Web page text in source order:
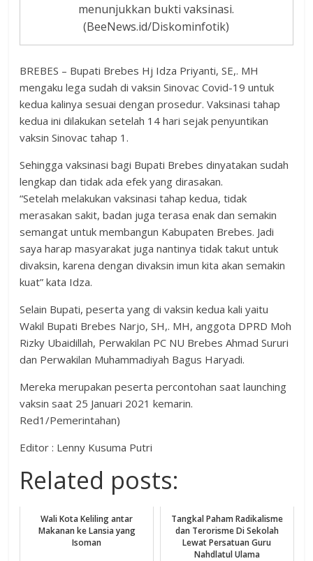
menunjukkan bukti vaksinasi.
(BeeNews.id/Diskominfotik)
BREBES – Bupati Brebes Hj Idza Priyanti, SE,. MH
mengaku lega sudah di vaksin Sinovac Covid-19 untuk
kedua kalinya sesuai dengan prosedur. Vaksinasi tahap
kedua ini dilakukan setelah 14 hari sejak penyuntikan
vaksin Sinovac tahap 1.
Sehingga vaksinasi bagi Bupati Brebes dinyatakan sudah
lengkap dan tidak ada efek yang dirasakan.
“Setelah melakukan vaksinasi tahap kedua, tidak
merasakan sakit, badan juga terasa enak dan semakin
semangat untuk membangun Kabupaten Brebes. Jadi
saya harap masyarakat juga nantinya tidak takut untuk
divaksin, karena dengan divaksin imun kita akan semakin
kuat” kata Idza.
Selain Bupati, peserta yang di vaksin kedua kali yaitu
Wakil Bupati Brebes Narjo, SH,. MH, anggota DPRD Moh
Rizky Ubaidillah, Perwakilan PC NU Brebes Ahmad Sururi
dan Perwakilan Muhammadiyah Bagus Haryadi.
Mereka merupakan peserta percontohan saat launching
vaksin saat 25 Januari 2021 kemarin.
Red1/Pemerintahan)
Editor : Lenny Kusuma Putri
Related posts:
Wali Kota Keliling antar
Makanan ke Lansia yang
Isoman
Tangkal Paham Radikalisme
dan Terorisme Di Sekolah
Lewat Persatuan Guru
Nahdlatul Ulama